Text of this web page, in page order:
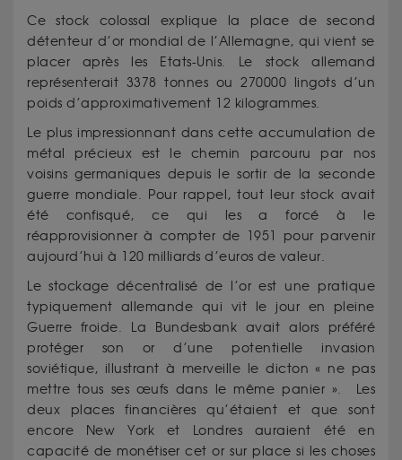
Ce stock colossal explique la place de second
détenteur d’or mondial de l’Allemagne, qui vient se
placer après les Etats-Unis. Le stock allemand
représenterait 3378 tonnes ou 270000 lingots d’un
poids d’approximativement 12 kilogrammes.
Le plus impressionnant dans cette accumulation de
métal précieux est le chemin parcouru par nos
voisins germaniques depuis le sortir de la seconde
guerre mondiale. Pour rappel, tout leur stock avait
été confisqué, ce qui les a forcé à le
réapprovisionner à compter de 1951 pour parvenir
aujourd’hui à 120 milliards d’euros de valeur.
Le stockage décentralisé de l’or est une pratique
typiquement allemande qui vit le jour en pleine
Guerre froide. La Bundesbank avait alors préféré
protéger son or d’une potentielle invasion
soviétique, illustrant à merveille le dicton « ne pas
mettre tous ses œufs dans le même panier ». Les
deux places financières qu’étaient et que sont
encore New York et Londres auraient été en
capacité de monétiser cet or sur place si les choses